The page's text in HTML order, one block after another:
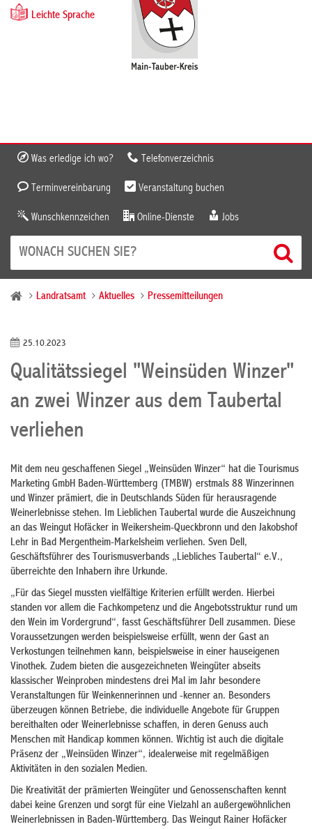
Leichte Sprache
Was erledige ich wo? Telefonverzeichnis
Terminvereinbarung Veranstaltung buchen
Wunschkennzeichen Online-Dienste Jobs
Landratsamt Aktuelles Pressemitteilungen
25.10.2023
Qualitätssiegel "Weinsüden Winzer"
an zwei Winzer aus dem Taubertal
verliehen
Mit dem neu geschaffenen Siegel „Weinsüden Winzer“ hat die Tourismus
Marketing GmbH Baden-Württemberg (TMBW) erstmals 88 Winzerinnen
und Winzer prämiert, die in Deutschlands Süden für herausragende
Weinerlebnisse stehen. Im Lieblichen Taubertal wurde die Auszeichnung
an das Weingut Hofäcker in Weikersheim-Queckbronn und den Jakobshof
Lehr in Bad Mergentheim-Markelsheim verliehen. Sven Dell,
Geschäftsführer des Tourismusverbands „Liebliches Taubertal“ e.V.,
überreichte den Inhabern ihre Urkunde.
„Für das Siegel mussten vielfältige Kriterien erfüllt werden. Hierbei
standen vor allem die Fachkompetenz und die Angebotsstruktur rund um
den Wein im Vordergrund“, fasst Geschäftsführer Dell zusammen. Diese
Voraussetzungen werden beispielsweise erfüllt, wenn der Gast an
Verkostungen teilnehmen kann, beispielsweise in einer hauseigenen
Vinothek. Zudem bieten die ausgezeichneten Weingüter abseits
klassischer Weinproben mindestens drei Mal im Jahr besondere
Veranstaltungen für Weinkennerinnen und -kenner an. Besonders
überzeugen können Betriebe, die individuelle Angebote für Gruppen
bereithalten oder Weinerlebnisse schaffen, in deren Genuss auch
Menschen mit Handicap kommen können. Wichtig ist auch die digitale
Präsenz der „Weinsüden Winzer“, idealerweise mit regelmäßigen
Aktivitäten in den sozialen Medien.
Die Kreativität der prämierten Weingüter und Genossenschaften kennt
dabei keine Grenzen und sorgt für eine Vielzahl an außergewöhnlichen
Weinerlebnissen in Baden-Württemberg. Das Weingut Rainer Hofäcker